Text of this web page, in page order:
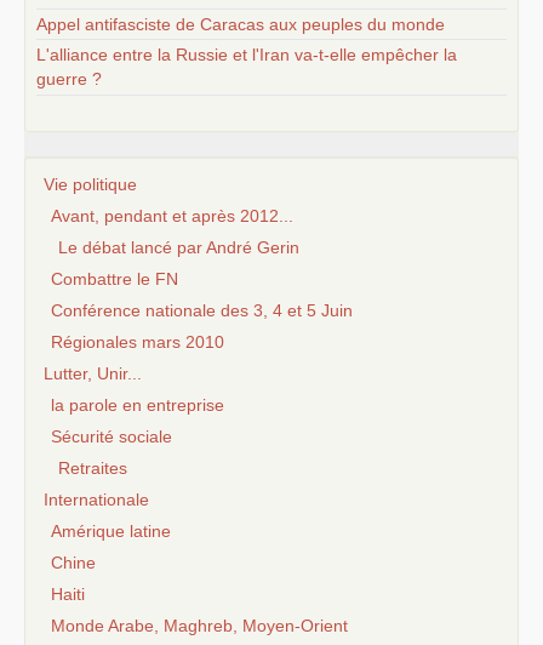
Appel antifasciste de Caracas aux peuples du monde
L'alliance entre la Russie et l'Iran va-t-elle empêcher la
guerre ?
Vie politique
Avant, pendant et après 2012...
Le débat lancé par André Gerin
Combattre le FN
Conférence nationale des 3, 4 et 5 Juin
Régionales mars 2010
Lutter, Unir...
la parole en entreprise
Sécurité sociale
Retraites
Internationale
Amérique latine
Chine
Haiti
Monde Arabe, Maghreb, Moyen-Orient